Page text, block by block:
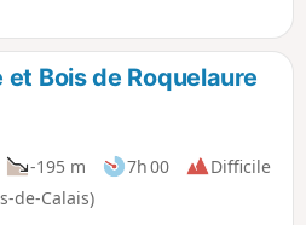
de goudron (mais on est tout
mais par temps humide,
difficiles.
Bois de Roquelaure
-195 m 7h 00
Difficile
de-Calais)